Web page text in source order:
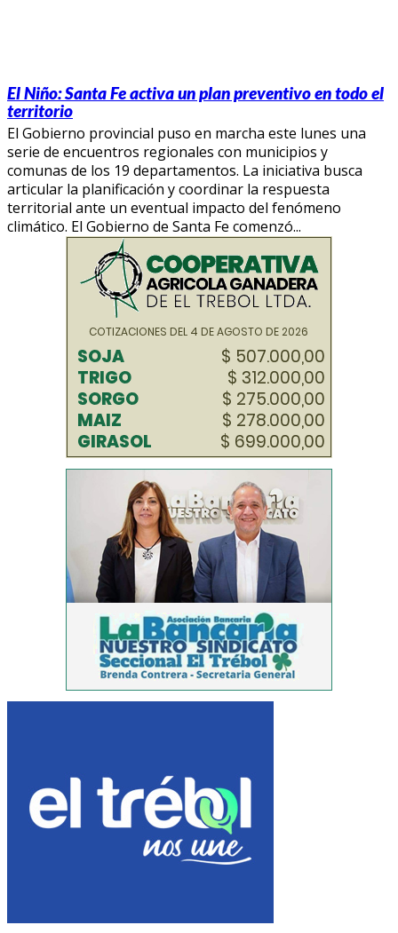
El Niño: Santa Fe activa un plan preventivo en todo el
territorio
El Gobierno provincial puso en marcha este lunes una
serie de encuentros regionales con municipios y
comunas de los 19 departamentos. La iniciativa busca
articular la planificación y coordinar la respuesta
territorial ante un eventual impacto del fenómeno
climático. El Gobierno de Santa Fe comenzó...